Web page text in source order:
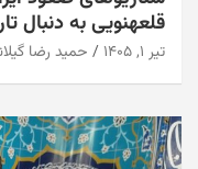
قلعهنویی به دنبال
تیر ۱, ۱۴۰۵ حمید رضا